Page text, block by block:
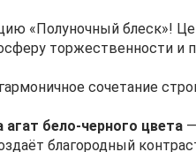
«Полуночный блеск»!
торжественности и
сочетание
бело-черного цвета
благородный